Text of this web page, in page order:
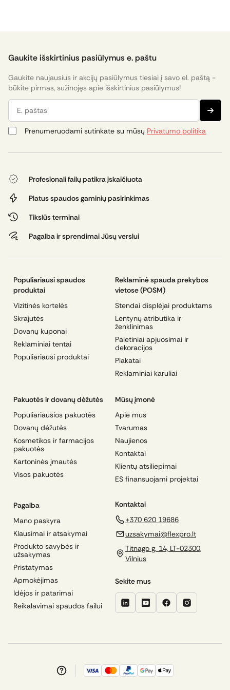
Gaukite išskirtinius pasiūlymus e. paštu
Gaukite naujausius ir akcijų pasiūlymus tiesiai į savo el. paštą -
būkite pirmas, sužinojęs apie išskirtinius pasiūlymus!
E. paštas
Prenumeruodami sutinkate su mūsų Privatumo politika
Profesionali failų patikra įskaičiuota
Platus spaudos gaminių pasirinkimas
Tikslūs terminai
Pagalba ir sprendimai Jūsų verslui
Populiariausi spaudos
produktai
Vizitinės kortelės
Skrajutės
Dovanų kuponai
Reklaminiai tentai
Populiariausi produktai
Reklaminė spauda prekybos
vietose (POSM)
Stendai displėjai produktams
Lentynų atributika ir
ženklinimas
Paletiniai apjuosimai ir
dekoracijos
Plakatai
Reklaminiai karuliai
Pakuotės ir dovanų dėžutės
Populiariausios pakuotės
Dovanų dėžutės
Kosmetikos ir farmacijos
pakuotės
Kartoninės įmautės
Visos pakuotės
Mūsų įmonė
Apie mus
Tvarumas
Naujienos
Kontaktai
Klientų atsiliepimai
ES finansuojami projektai
Pagalba
Mano paskyra
Klausimai ir atsakymai
Produkto savybės ir
užsakymas
Pristatymas
Apmokėjimas
Idėjos ir patarimai
Reikalavimai spaudos failui
Kontaktai
+370 620 19686
uzsakymai@flexpro.lt
Titnago g. 14, LT-02300,
Vilnius
Sekite mus